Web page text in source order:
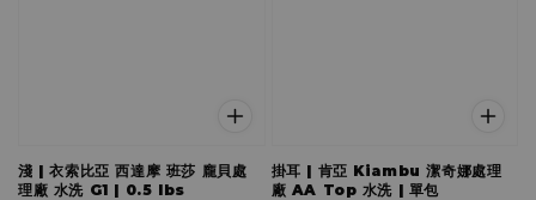
淺 | 衣索比亞 西達摩 班莎 龐貝處
理廠 水洗 G1 | 0.5 lbs
掛耳 | 肯亞 Kiambu 潔奇娜處理
廠 AA Top 水洗 | 單包